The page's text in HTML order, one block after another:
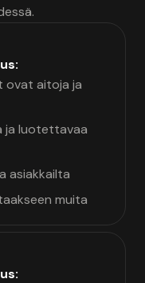
ovat aitoja ja
ja luotettavaa
asiakkailta
muita